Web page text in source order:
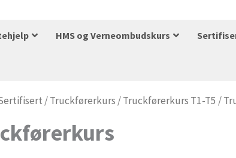
HMS og Verneombudskurs
/Truckførerkurs /Truckførerkurs T1-T5 /